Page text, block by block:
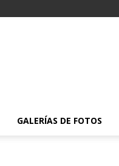
GALERÍAS DE FOTOS